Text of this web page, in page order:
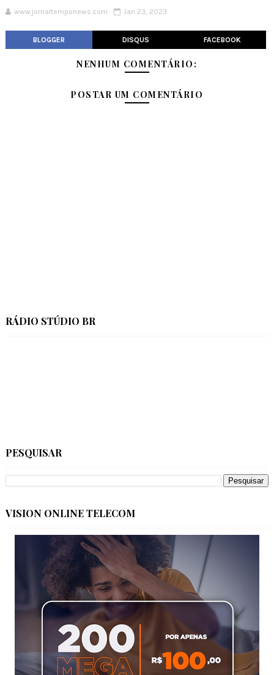
www.jornaltemponews.com Jan 23, 2023
BLOGGER DISQUS FACEBOOK
NENHUM COMENTÁRIO:
POSTAR UM COMENTÁRIO
RÁDIO STÚDIO BR
PESQUISAR
VISION ONLINE TELECOM